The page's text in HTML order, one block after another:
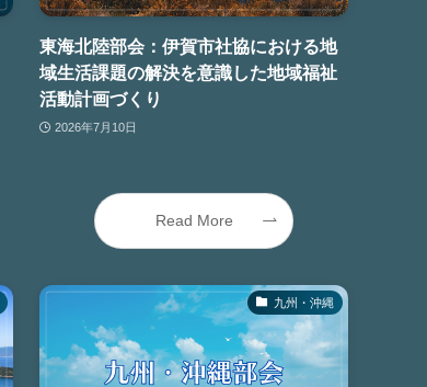
東海北陸部会：伊賀市社協における地
域生活課題の解決を意識した地域福祉
活動計画づくり
2026年7月10日
Read More
九州・沖縄